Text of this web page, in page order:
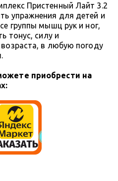
Пристенный Лайт 3.2
упражнения для детей и
группы мышц рук и ног,
тонус, силу и
в любую погоду
приобрести на